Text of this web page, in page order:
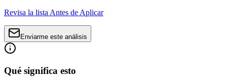
Revisa la lista Antes de Aplicar
Enviarme este análisis
Qué significa esto